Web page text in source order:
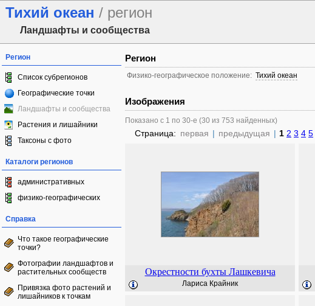
Тихий океан / регион
Ландшафты и сообщества
Регион
Список субрегионов
Географические точки
Ландшафты и сообщества
Растения и лишайники
Таксоны с фото
Каталоги регионов
административных
физико-географических
Справка
Что такое географические
точки?
Фотографии ландшафтов и
растительных сообществ
Привязка фото растений и
лишайников к точкам
Регион
Физико-географическое положение: Тихий океан
Изображения
Показано с 1 по 30-е (30 из 753 найденных)
Страница: первая | предыдущая | 1 2 3 4 5
Окрестности бухты Лашкевича
Лариса Крайник